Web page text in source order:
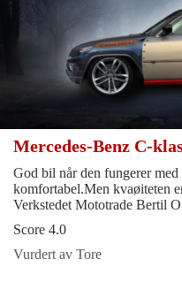
Mercedes-Benz C-
God bil når den fungerer
komfortabel.Men kvaøiteten
Verkstedet Mototrade Bertil
Score 4.0
Vurdert av Tore